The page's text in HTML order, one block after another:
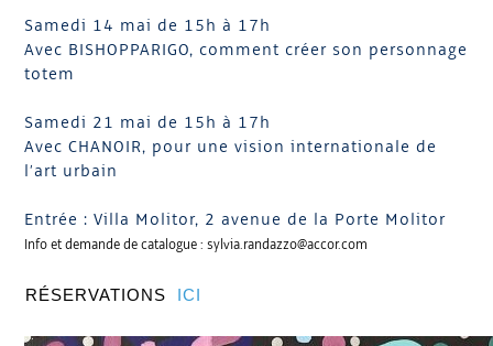
Samedi 14 mai de 15h à 17h
Avec BISHOPPARIGO, comment créer son personnage
totem
Samedi 21 mai de 15h à 17h
Avec CHANOIR, pour une vision internationale de
l’art urbain
Entrée : Villa Molitor, 2 avenue de la Porte Molitor
Info et demande de catalogue : sylvia.randazzo@accor.com
RÉSERVATIONS ICI